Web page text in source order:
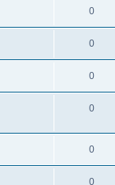
0
0
0
0
0
0